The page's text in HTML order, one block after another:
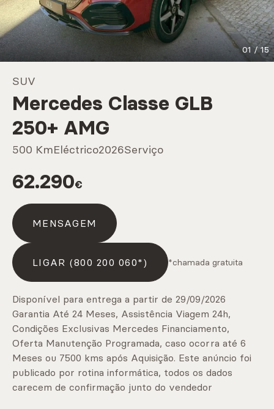
01 / 15
SUV
Mercedes Classe GLB
250+ AMG
500 KmEléctrico2026Serviço
62.290€
MENSAGEM
LIGAR (800 200 060*) *chamada gratuita
Disponível para entrega a partir de 29/09/2026
Garantia Até 24 Meses, Assistência Viagem 24h,
Condições Exclusivas Mercedes Financiamento,
Oferta Manutenção Programada, caso ocorra até 6
Meses ou 7500 kms após Aquisição. Este anúncio foi
publicado por rotina informática, todos os dados
carecem de confirmação junto do vendedor
CARREGAR MAIS
Marcas
CARREGAR MAIS
CARREGAR MAIS